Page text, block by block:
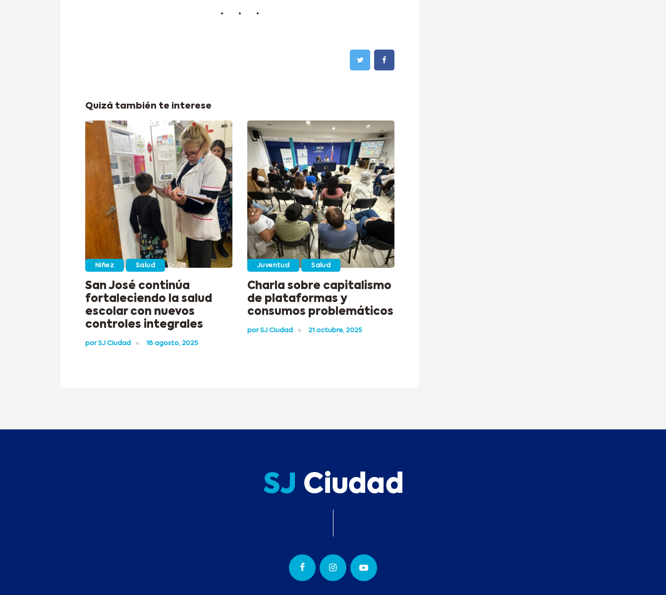
Quizá también te interese
Niñez Salud
San José continúa
fortaleciendo la salud
escolar con nuevos
controles integrales
porSJ Ciudad 18 agosto, 2025
Juventud Salud
Charla sobre capitalismo
de plataformas y
consumos problemáticos
porSJ Ciudad 21 octubre, 2025